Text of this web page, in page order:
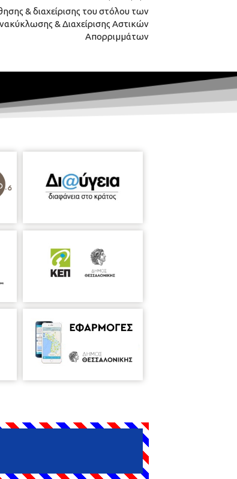
& διαχείρισης του στόλου των
& Διαχείρισης Αστικών
Απορριμμάτων